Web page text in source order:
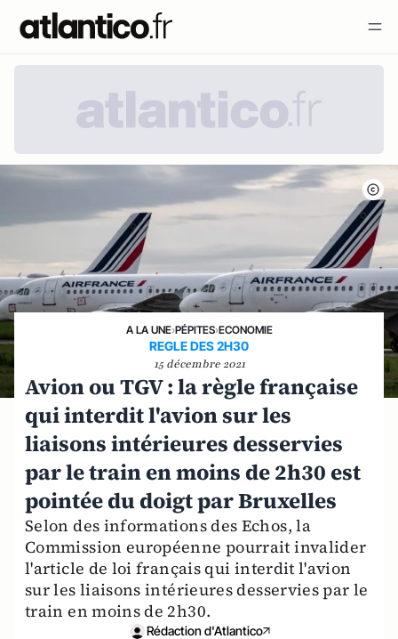
A LA UNE›PÉPITES›ECONOMIE
REGLE DES 2H30
15 décembre 2021
Avion ou TGV : la règle française
qui interdit l'avion sur les
liaisons intérieures desservies
par le train en moins de 2h30 est
pointée du doigt par Bruxelles
Selon des informations des Echos, la
Commission européenne pourrait invalider
l'article de loi français qui interdit l'avion
sur les liaisons intérieures desservies par le
train en moins de 2h30.
Rédaction d'Atlantico